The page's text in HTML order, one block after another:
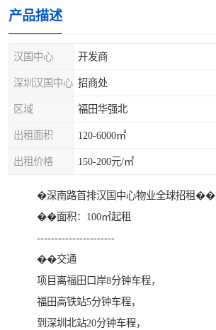
产品描述
汉国中心 开发商
深圳汉国中心 招商处
区域 福田华强北
出租面积 120-6000㎡
出租价格 150-200元/㎡
�深南路首排汉国中心物业全球招租��
��面积：100㎡起租
----------------------
��交通
项目离福田口岸8分钟车程，
福田高铁站5分钟车程，
到深圳北站20分钟车程，
龙岗区
光明区
龙华观澜